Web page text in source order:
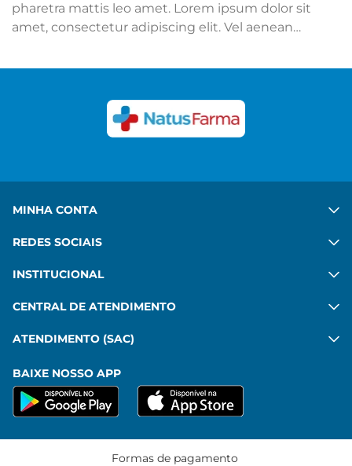
pharetra mattis leo amet. Lorem ipsum dolor sit
amet, consectetur adipiscing elit. Vel aenean
Congue felis aenean mauris sed platea diam. Porta
commodo, imperdiet sit pharetra mattis leo amet.
MINHA CONTA
REDES SOCIAIS
INSTITUCIONAL
CENTRAL DE ATENDIMENTO
ATENDIMENTO (SAC)
BAIXE NOSSO APP
Formas de pagamento